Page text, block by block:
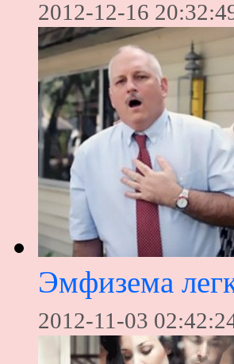
2012-12-16
Эмфизема
2012-11-03